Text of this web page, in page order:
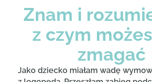
Znam i
z czym
zmagać
Jako dziecko miałam wadę